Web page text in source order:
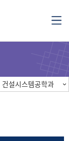
건설시스템공학과